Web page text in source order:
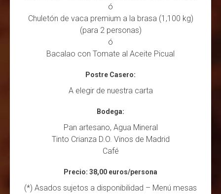
ó
Chuletón de vaca premium a la brasa (1,100 kg)
(para 2 personas)
ó
Bacalao con Tomate al Aceite Picual
Postre Casero:
A elegir de nuestra carta
Bodega:
Pan artesano, Agua Mineral
Tinto Crianza D.O. Vinos de Madrid
Café
Precio: 38,00 euros/persona
(*) Asados sujetos a disponibilidad – Menú mesas